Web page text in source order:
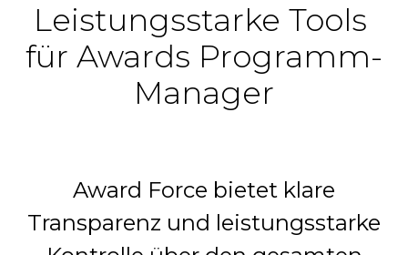
Leistungsstarke Tools
für Awards Programm-
Manager
Award Force bietet klare
Transparenz und leistungsstarke